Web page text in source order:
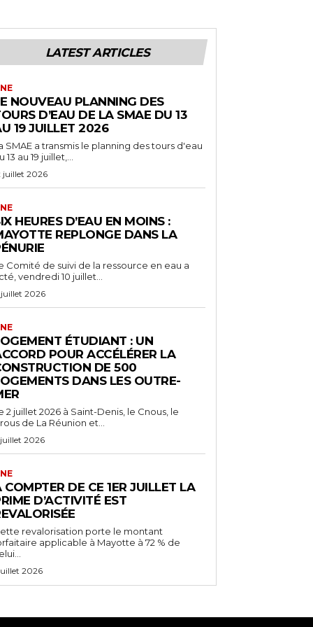
LATEST ARTICLES
NOUVEAU PLANNING DES
D’EAU DE LA SMAE DU 13
19 JUILLET 2026
SMAE a transmis le planning des tours d'eau
13 au 19 juillet,...
juillet 2026
HEURES D’EAU EN MOINS :
REPLONGE DANS LA
Comité de suivi de la ressource en eau a
vendredi 10 juillet...
juillet 2026
ÉTUDIANT : UN
POUR ACCÉLÉRER LA
DE 500
DANS LES OUTRE-
2 juillet 2026 à Saint-Denis, le Cnous, le
de La Réunion et...
2026
COMPTER DE CE 1ER JUILLET LA
D’ACTIVITÉ EST
revalorisation porte le montant
applicable à Mayotte à 72 % de
2026